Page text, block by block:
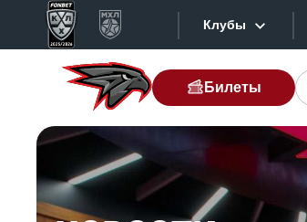
Клубы
Конференция
Дивизион
Лада
Спартак
Билеты